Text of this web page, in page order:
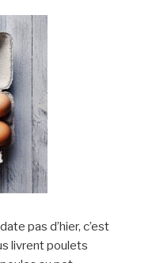
pas d’hier, c’est
livrent poulets